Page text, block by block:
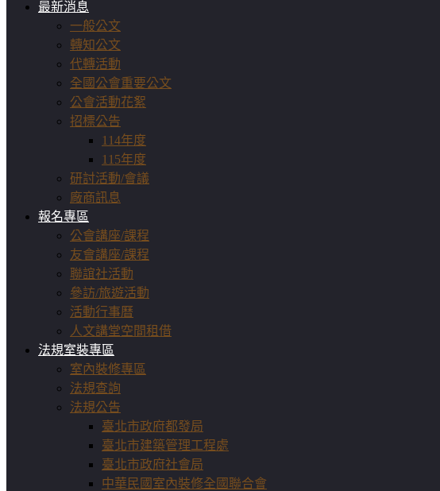
最新消息
一般公文
轉知公文
代轉活動
全國公會重要公文
公會活動花絮
招標公告
114年度
115年度
研討活動/會議
廠商訊息
報名專區
公會講座/課程
友會講座/課程
聯誼社活動
參訪/旅遊活動
活動行事曆
人文講堂空間租借
法規室裝專區
室內裝修專區
法規查詢
法規公告
臺北市政府都發局
臺北市建築管理工程處
臺北市政府社會局
中華民國室內裝修全國聯合會